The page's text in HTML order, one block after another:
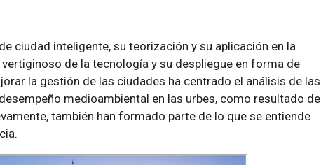
ciudad inteligente, su teorización y su aplicación en la
de la tecnología y su despliegue en forma de
la gestión de las ciudades ha centrado el análisis de las
medioambiental en las urbes, como resultado de
también han formado parte de lo que se entiende